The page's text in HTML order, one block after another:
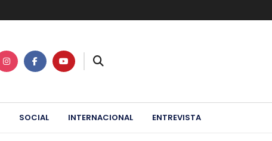
SOCIAL INTERNACIONAL ENTREVISTA